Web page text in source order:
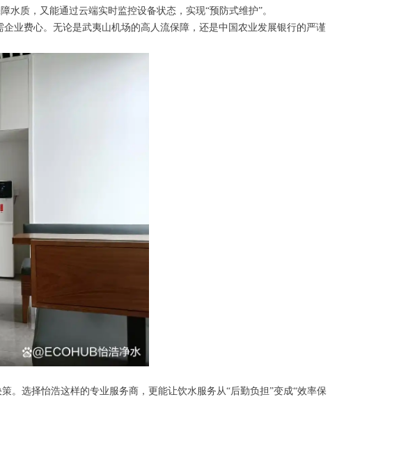
质，又能通过云端实时监控设备状态，实现“预防式维护”。
业费心。无论是武夷山机场的高人流保障，还是中国农业发展银行的严谨
。选择怡浩这样的专业服务商，更能让饮水服务从“后勤负担”变成“效率保